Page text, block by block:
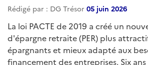
Rédigé par : DG Trésor 05 juin 2026
La loi PACTE de 2019 a créé un
d'épargne retraite (PER) plus
épargnants et mieux adapté aux
financement des entreprises. Six ans